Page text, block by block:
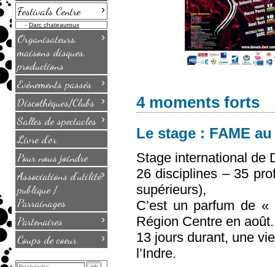
Festivals Centre ›
- Darc chateauroux
Organisateurs,
maisons disques,
productions
›
Evènements passés ›
Discothèques/Clubs ›
Salles de spectacles ›
Livre d'or
Pour nous joindre
Associations d'utilité
publique /
Parrainages
›
Partenaires ›
Coups de coeur ›
4 moments forts
Le stage : FAME
Stage international
26 disciplines – 35
supérieurs),
C’est un parfum de
Région Centre en août.
13 jours durant, une
l’Indre.